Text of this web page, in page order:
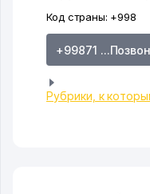
Код страны: +998
+99871
Рубрики, к